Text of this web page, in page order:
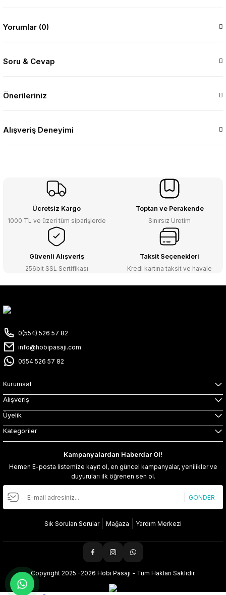
Yorumlar (0)
Soru & Cevap
Önerileriniz
Alışveriş Deneyimi
Ücretsiz Kargo
1000 TL ve üzeri tüm siparişlerde
Toptan ve Perakende
Sınırsız Üretim
Güvenli Alışveriş
256bit SSL Sertifikası
Taksit Seçenekleri
Kredi kartına taksit ve havale
0(554) 526 57 82
info@hobipasaji.com
0554 526 57 82
Kurumsal
Alışveriş
Üyelik
Kategoriler
Kampanyalardan Haberdar Ol!
Hemen E-posta listemize kayıt ol, en güncel kampanyalar, yenilikler ve
duyuruları ilk öğrenen sen ol.
GÖNDER
Sık Sorulan Sorular Mağaza Yardım Merkezi
Copyright 2025 -2026 Hobi Pasajı - Tüm Hakları Saklıdır.